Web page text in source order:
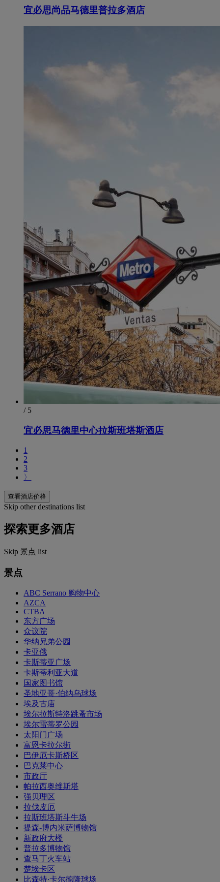
宜必思尚品马德里普拉多酒店
/ 5
宜必思马德里中心拉斯班塔斯酒店
1
2
3
〉
查看酒店价格
Skip other destinations list
探索更多酒店
Skip 景点 list
景点
ABC Serrano 购物中心
AZCA
CTBA
东方广场
众议院
华纳兄弟公园
卡亚俄
卡斯蒂亚广场
卡斯蒂利亚大道
国家图书馆
圣地亚哥·伯纳乌球场
埃及古庙
埃尔拉斯特洛跳蚤市场
埃尔雷蒂罗公园
太阳门广场
富恩卡拉尔街
巴伊厄卡斯桥区
巴克莱中心
市政厅
帕拉西奥维斯塔
强贝理区
拉伐皮厄
拉斯班塔斯斗牛场
提森-博内米萨博物馆
新政府大楼
普拉多博物馆
查马丁火车站
楚埃卡区
比森特·卡尔德隆球场